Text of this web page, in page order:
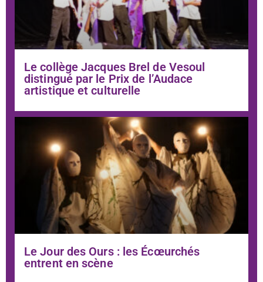
Le collège Jacques Brel de Vesoul
distingué par le Prix de l’Audace
artistique et culturelle
Le Jour des Ours : les Écœurchés
entrent en scène